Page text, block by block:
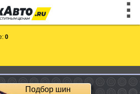
0
Подбор шин